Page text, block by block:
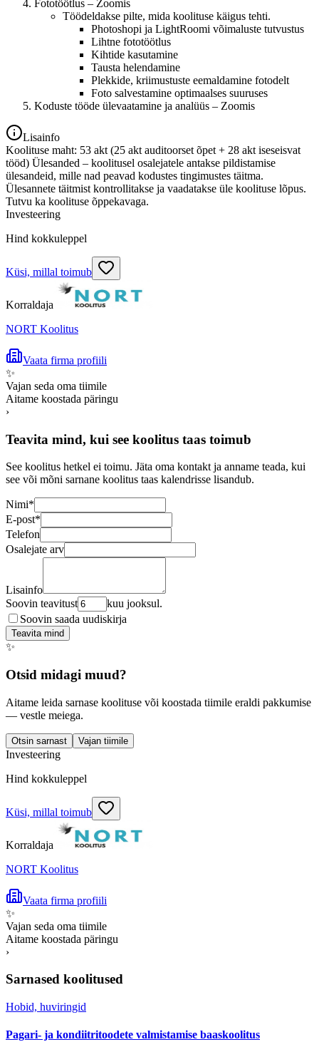
Fototöötlus – Zoomis
Töödeldakse pilte, mida koolituse käigus tehti.
Photoshopi ja LightRoomi võimaluste tutvustus
Lihtne fototöötlus
Kihtide kasutamine
Tausta helendamine
Plekkide, kriimustuste eemaldamine fotodelt
Foto salvestamine optimaalses suuruses
Koduste tööde ülevaatamine ja analüüs – Zoomis
Lisainfo
Koolituse maht: 53 akt (25 akt auditoorset õpet + 28 akt iseseisvat
tööd) Ülesanded – koolitusel osalejatele antakse pildistamise
ülesandeid, mille nad peavad kodustes tingimustes täitma.
Ülesannete täitmist kontrollitakse ja vaadatakse üle koolituse lõpus.
Tutvu ka koolituse õppekavaga.
Investeering
Hind kokkuleppel
Küsi, millal toimub
Korraldaja
NORT Koolitus
Vaata firma profiili
✨
Vajan seda oma tiimile
Aitame koostada päringu
›
Teavita mind, kui see koolitus taas toimub
See koolitus hetkel ei toimu. Jäta oma kontakt ja anname teada, kui
see või mõni sarnane koolitus taas kalendrisse lisandub.
Nimi*
E-post*
Telefon
Osalejate arv
Lisainfo
Soovin teavitust
kuu jooksul.
Soovin saada uudiskirja
Teavita mind
✨
Otsid midagi muud?
Aitame leida sarnase koolituse või koostada tiimile eraldi pakkumise
— vestle meiega.
Otsin sarnast Vajan tiimile
Investeering
Hind kokkuleppel
Küsi, millal toimub
Korraldaja
NORT Koolitus
Vaata firma profiili
✨
Vajan seda oma tiimile
Aitame koostada päringu
›
Sarnased koolitused
Hobid, huviringid
Pagari- ja kondiitritoodete valmistamise baaskoolitus